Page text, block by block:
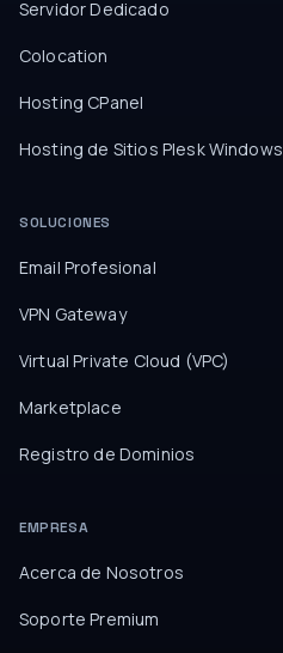
Servidor Dedicado
Colocation
Hosting CPanel
Hosting de Sitios Plesk Windows
SOLUCIONES
Email Profesional
VPN Gateway
Virtual Private Cloud (VPC)
Marketplace
Registro de Dominios
EMPRESA
Acerca de Nosotros
Soporte Premium